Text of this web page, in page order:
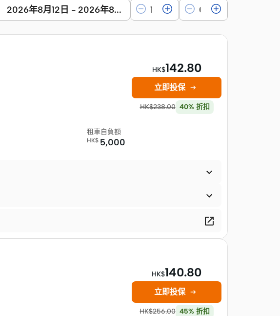
2026年8月12日 - 2026年8月15日
HK$142.80
立即投保 
HK$238.00 40% 折扣
租車自負額
HK$ 5,000



HK$140.80
立即投保 
HK$256.00 45% 折扣